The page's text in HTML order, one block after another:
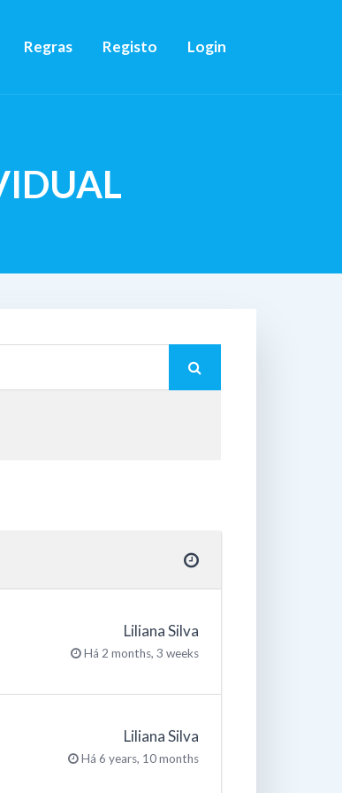
Regras Registo Login
Liliana Silva
Há 2 months, 3 weeks
Liliana Silva
Há 6 years, 10 months